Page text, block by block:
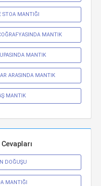
STOA MANTIĞI
MANTIK
MANTIK
ARASINDA MANTIK
MANTIK
DOĞUŞU
MANTIĞI